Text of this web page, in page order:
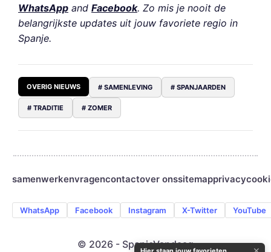
WhatsApp and Facebook. Zo mis je nooit de
belangrijkste updates uit jouw favoriete regio in
Spanje.
OVERIG NIEUWS # SAMENLEVING # SPANJAARDEN
# TRADITIE # ZOMER
samenwerkenvragencontactover onssitemapprivacy
WhatsApp Facebook Instagram X-Twitter YouTube
© 2026 - SpanjeVandaag